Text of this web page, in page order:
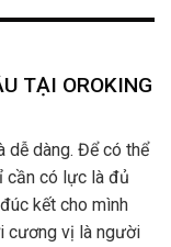
TẠI OROKING
dễ dàng. Để có thể
cần có lực là đủ
kết cho mình
cương vị là người